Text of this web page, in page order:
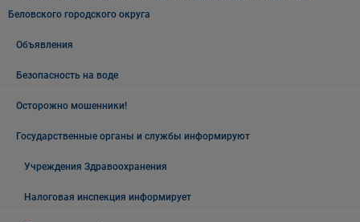
Беловского городского округа
Объявления
Безопасность на воде
Осторожно мошенники!
Государственные органы и службы информируют
Учреждения Здравоохранения
Налоговая инспекция информирует